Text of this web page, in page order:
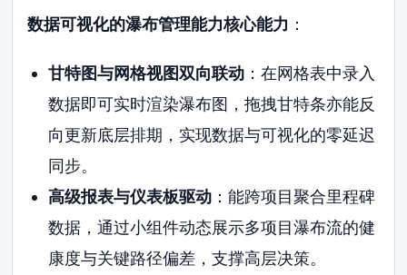
数据可视化的瀑布管理能力核心能力 ：
甘特图与网格视图双向联动：在网格表中录入
数据即可实时渲染瀑布图，拖拽甘特条亦能反
向更新底层排期，实现数据与可视化的零延迟
同步。
高级报表与仪表板驱动：能跨项目聚合里程碑
数据，通过小组件动态展示多项目瀑布流的健
康度与关键路径偏差，支撑高层决策。